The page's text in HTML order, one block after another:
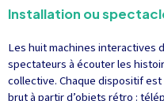
Installation ou
Les huit machines interactives
spectateurs à écouter les
collective. Chaque dispositif
brut à partir d’objets rétro :